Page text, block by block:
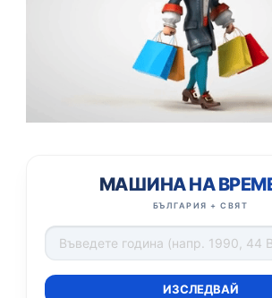
МАШИНА НА
БЪЛГАРИЯ + СВЯТ
ИЗСЛЕДВАЙ